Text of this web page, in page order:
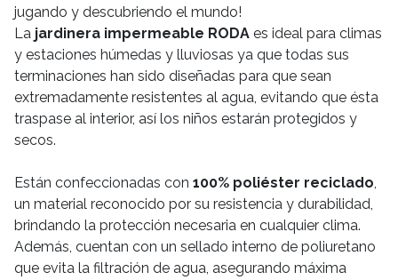
jugando y descubriendo el mundo!
La jardinera impermeable RODA es ideal para climas
y estaciones húmedas y lluviosas ya que todas sus
terminaciones han sido diseñadas para que sean
extremadamente resistentes al agua, evitando que ésta
traspase al interior, así los niños estarán protegidos y
secos.
Están confeccionadas con 100% poliéster reciclado,
un material reconocido por su resistencia y durabilidad,
brindando la protección necesaria en cualquier clima.
Además, cuentan con un sellado interno de poliuretano
que evita la filtración de agua, asegurando máxima